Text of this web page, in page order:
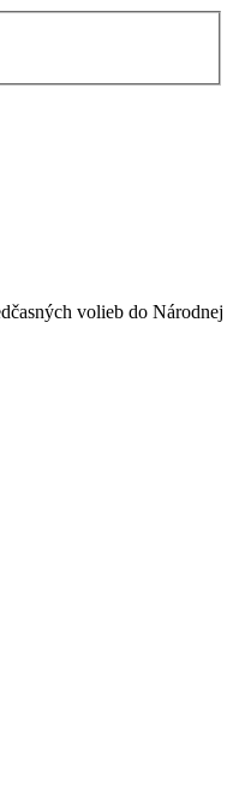
volieb do Národnej